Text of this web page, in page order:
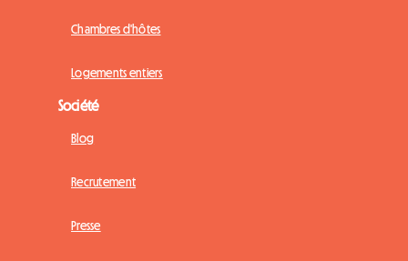
Chambres d'hôtes
Logements entiers
Société
Blog
Recrutement
Presse